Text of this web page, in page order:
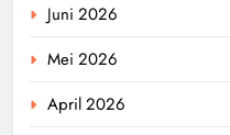
Juni 2026
Mei 2026
April 2026